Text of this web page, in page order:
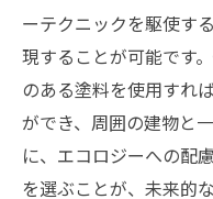
ーテクニックを駆使す
現することが可能です
のある塗料を使用すれ
ができ、周囲の建物と
に、エコロジーへの配
を選ぶことが、未来的